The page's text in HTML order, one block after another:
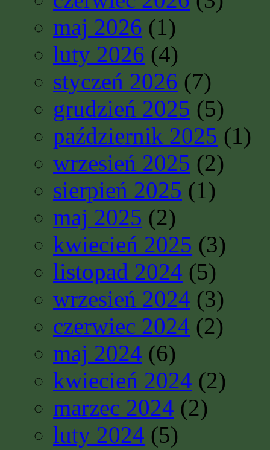
maj 2026 (1)
luty 2026 (4)
styczeń 2026 (7)
grudzień 2025 (5)
październik 2025 (1)
wrzesień 2025 (2)
sierpień 2025 (1)
maj 2025 (2)
kwiecień 2025 (3)
listopad 2024 (5)
wrzesień 2024 (3)
czerwiec 2024 (2)
maj 2024 (6)
kwiecień 2024 (2)
marzec 2024 (2)
luty 2024 (5)